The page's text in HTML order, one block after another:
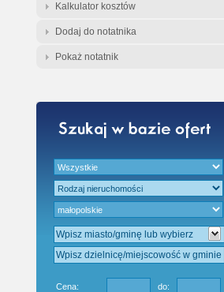
Kalkulator kosztów
Dodaj do notatnika
Pokaż notatnik
Cena: do: